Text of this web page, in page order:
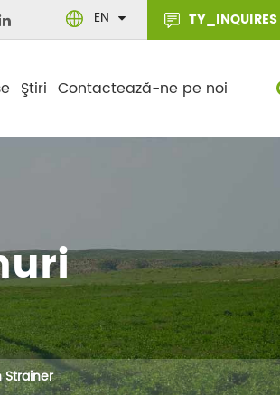
EN TY_INQUIRES
Ştiri Contactează-ne pe noi
Strainer